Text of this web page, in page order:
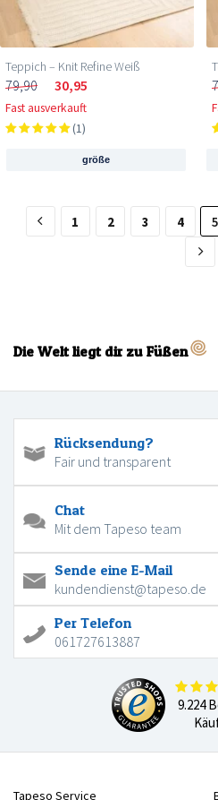
Teppich – Knit Refine Weiß
79,90 30,95
Fast ausverkauft
(1)
größe
1 2 3 4 5
Die Welt liegt dir zu Füßen
Rücksendung?
Fair und transparent
Chat
Mit dem Tapeso team
Sende eine E-Mail
kundendienst@tapeso.de
Per Telefon
061727613887
9.224
Tapeso Service